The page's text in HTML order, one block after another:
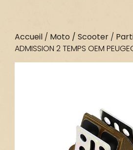
Accueil / Moto / Scooter /
ADMISSION 2 TEMPS OEM